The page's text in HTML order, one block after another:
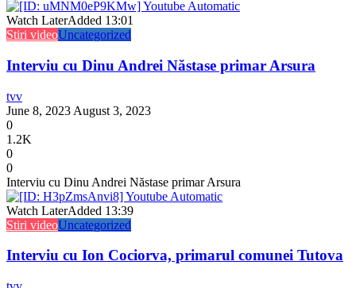
Watch LaterAdded 13:01
Stiri videoUncategorized
Interviu cu Dinu Andrei Năstase primar Arsura
tvv
June 8, 2023 August 3, 2023
0
1.2K
0
0
Interviu cu Dinu Andrei Năstase primar Arsura
Watch LaterAdded 13:39
Stiri videoUncategorized
Interviu cu Ion Cociorva, primarul comunei Tutova